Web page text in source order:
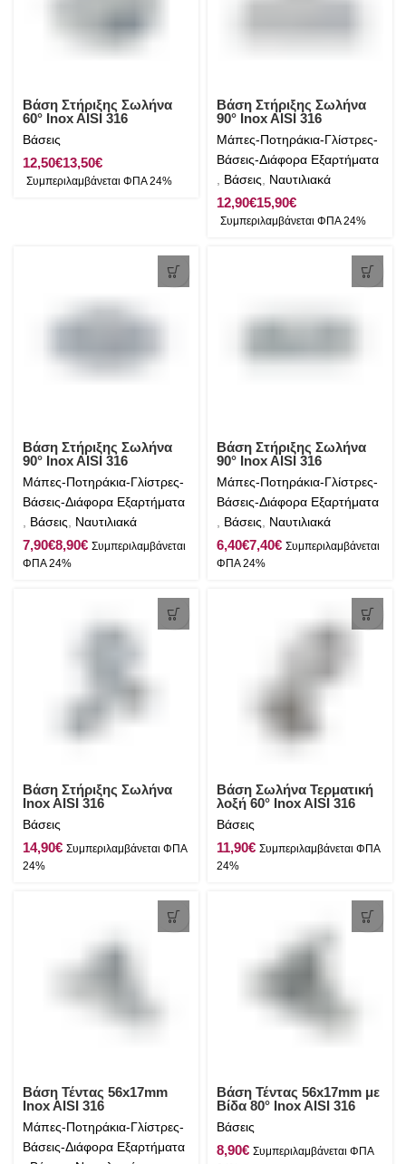
Βάση Στήριξης Σωλήνα
60° Inox AISI 316
Βάσεις
€ €
Βάση Στήριξης Σωλήνα
90° Inox AISI 316
Μάπες-Ποτηράκια-Γλίστρες-
Βάσεις-Διάφορα Εξαρτήματα
Βάσεις Ναυτιλιακά
€ €
Βάση Στήριξης Σωλήνα
90° Inox AISI 316
Μάπες-Ποτηράκια-Γλίστρες-
Βάσεις-Διάφορα Εξαρτήματα
Βάσεις Ναυτιλιακά
€ €
Βάση Στήριξης Σωλήνα
90° Inox AISI 316
Μάπες-Ποτηράκια-Γλίστρες-
Βάσεις-Διάφορα Εξαρτήματα
Βάσεις Ναυτιλιακά
€ €
Βάση Στήριξης Σωλήνα
Inox AISI 316
Βάσεις
€
Βάση Σωλήνα Τερματική
λοξή 60° Inox AISI 316
Βάσεις
€
Βάση Τέντας 56x17mm
Inox AISI 316
Μάπες-Ποτηράκια-Γλίστρες-
Βάσεις-Διάφορα Εξαρτήματα
Βάση Τέντας 56x17mm με
Βίδα 80° Inox AISI 316
Βάσεις
€